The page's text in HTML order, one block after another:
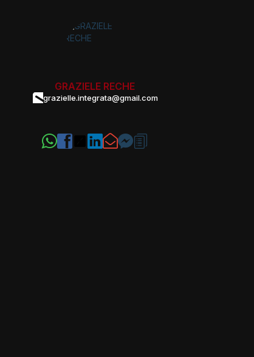
GRAZIELE RECHE
grazielle.integrata@gmail.com